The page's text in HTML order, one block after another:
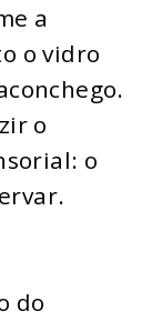
a
o vidro
o
o
do